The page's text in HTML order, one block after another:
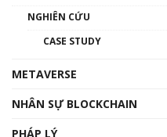
01:32:59
NGHIÊN CỨU
CASE STUDY
METAVERSE
NHÂN SỰ BLOCKCHAIN
PHÁP LÝ